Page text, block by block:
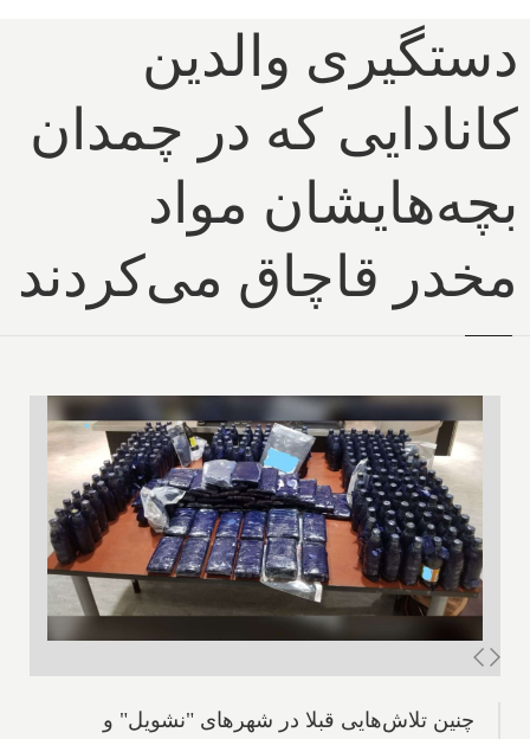
دستگیری والدین
کانادایی که در چمدان
بچه‌هایشان مواد
مخدر قاچاق می‌کردند
چنین تلاش‌هایی قبلا در شهرهای "نشویل" و